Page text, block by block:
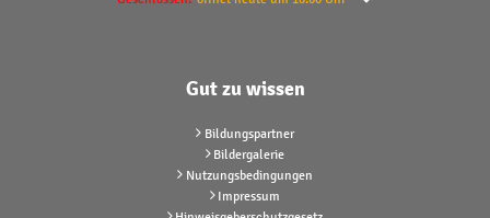
Gut zu wissen
Bildungspartner
Bildergalerie
Nutzungsbedingungen
Impressum